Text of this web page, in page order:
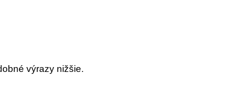
výrazy nižšie.